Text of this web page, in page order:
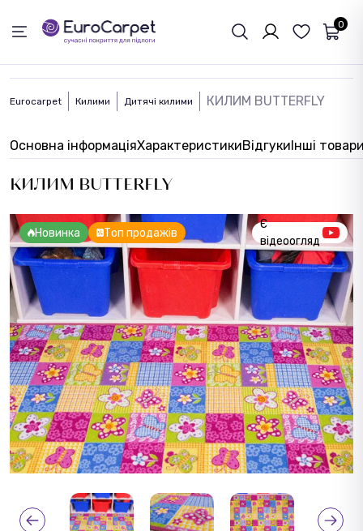
0
Eurocarpet Килими Дитячі килими КИЛИМ BUTTERFLY
Основна інформаціяХарактеристикиВідгукиІнші
КИЛИМ BUTTERFLY
Новинка Топ продажів
Є
відеоогляд
ЗВОРОТНІЙ ЗВЯЗОК